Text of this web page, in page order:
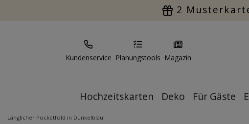
2
Kundenservice Planungstools Magazin
Hochzeitskarten Deko Für Gäste
Länglicher Pocketfold in Dunkelblau